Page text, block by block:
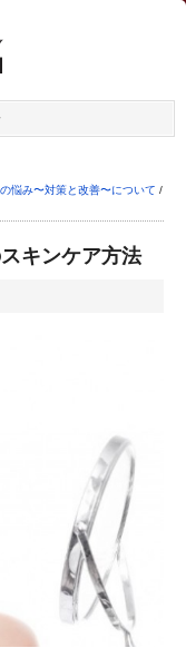
悩み〜対策と改善〜について /
キンケア方法